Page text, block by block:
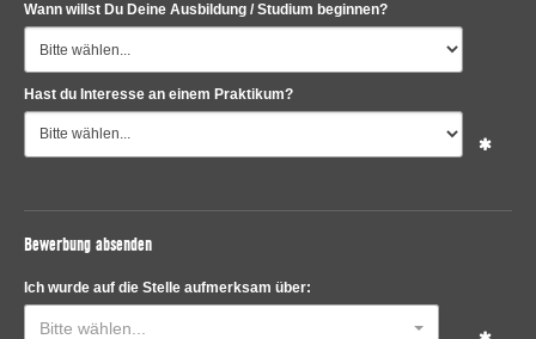
Wann willst Du Deine Ausbildung / Studium beginnen?
Hast du Interesse an einem Praktikum?
Bewerbung absenden
Ich wurde auf die Stelle aufmerksam über:
Bitte wählen...